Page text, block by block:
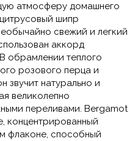
атмосферу домашнего
шипр
свежий и легкий
аккорд
обрамлении теплого
розового перца и
звучит натурально и
великолепно
переливами. Bergamot
концентрированный
флаконе, способный